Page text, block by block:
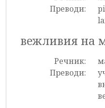
Преводи:
вежливия на
Речник:
Преводи: